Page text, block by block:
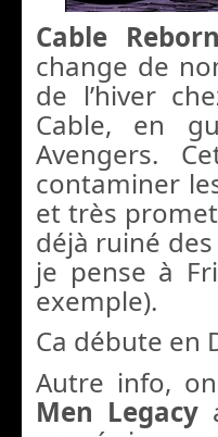
Cable Reborn
change de
de l’hiver
Cable, en
Avengers.
contaminer
et très
déjà ruiné
je pense à
exemple).
Ca débute en
Autre info,
Men Legacy